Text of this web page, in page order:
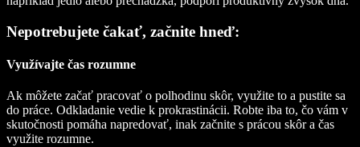
Nepotrebujete čakať, začnite hneď:
Využívajte čas rozumne
Ak môžete začať pracovať o polhodinu skôr, využite to a pustite sa
do práce. Odkladanie vedie k prokrastinácii. Robte iba to, čo vám v
skutočnosti pomáha napredovať, inak začnite s prácou skôr a čas
využite rozumne.